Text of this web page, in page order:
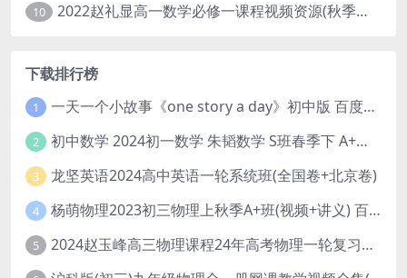
10 2022赵礼显高一数学必修一课程视频资源(秋季班 含讲义)百度网盘云
下载排行榜
1 一天一个小故事《one story a day》初中版 百度网盘分享下载
2 初中数学 2024初一数学 朱韬数学 S班春季下 A+班春季下 百度云网盘
3 龙坚英语2024高中英语一轮系统班(全国卷+北京卷)
4 杨萌物理2023初三物理上秋季A+班(视频+讲义) 百度网盘分享
5 2024赵玉峰高三物理课程24年高考物理一轮复习网课教程